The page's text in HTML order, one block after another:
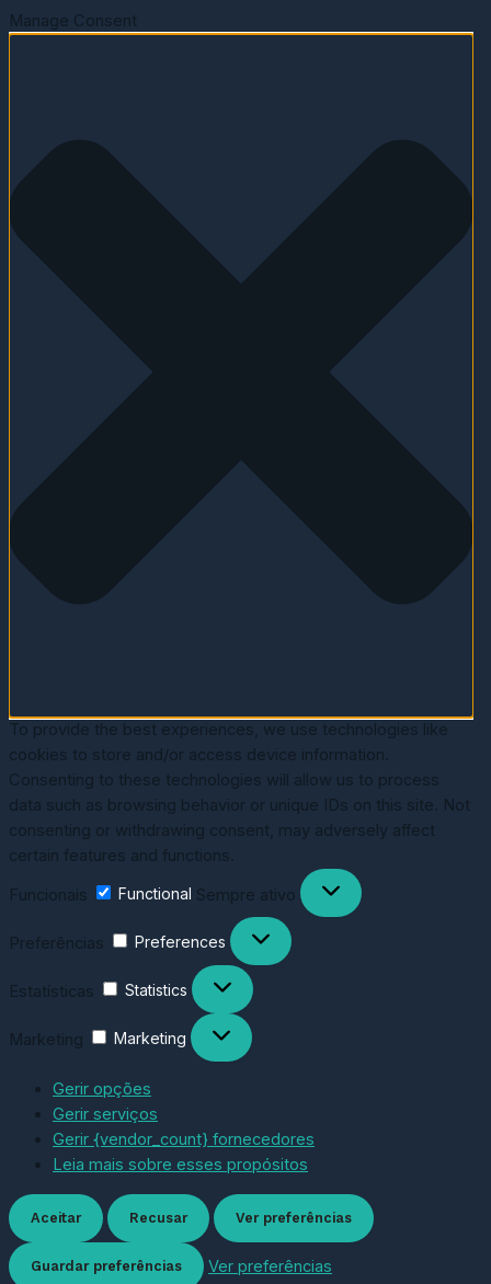
Manage Consent
To provide the best experiences, we use technologies like
cookies to store and/or access device information.
Consenting to these technologies will allow us to process
data such as browsing behavior or unique IDs on this site. Not
consenting or withdrawing consent, may adversely affect
certain features and functions.
Funcionais
Functional Sempre ativo
Preferências Preferences
Estatísticas Statistics
Marketing Marketing
Gerir opções
Gerir serviços
Gerir {vendor_count} fornecedores
Leia mais sobre esses propósitos
Aceitar Recusar Ver preferências
Guardar preferências Ver preferências